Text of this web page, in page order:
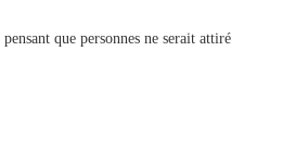
que personnes ne serait attiré